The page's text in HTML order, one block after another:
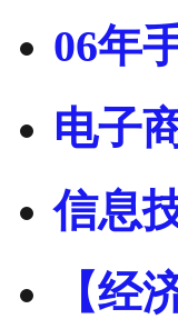
06年
电子
信息
【经